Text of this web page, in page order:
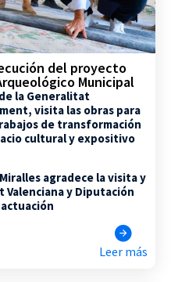
del proyecto
Municipal
la Generalitat
visita las obras para
de transformación
cultural y expositivo
agradece la visita y
y Diputación
Leer más